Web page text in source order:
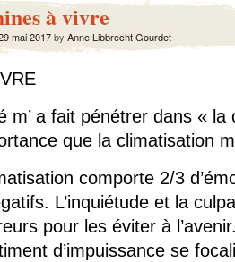
à vivre
mai 2017by Anne Libbrecht Gourdet
m’ a fait pénétrer dans «
que la climatisation
comporte 2/3
L’inquiétude et la
pour les éviter à
d’impuissance se